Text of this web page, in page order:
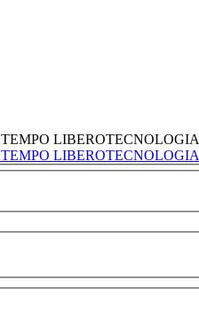
TEMPO LIBEROTECNOLOGIA
TEMPO LIBEROTECNOLOGIA